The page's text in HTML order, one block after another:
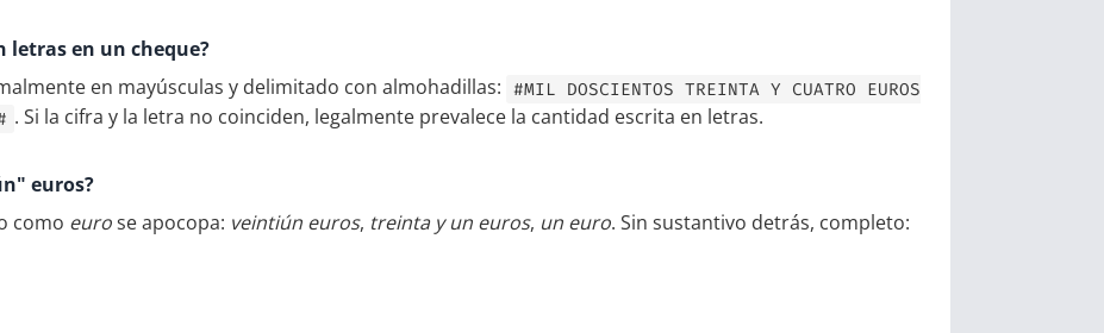
letras en un cheque?
en mayúsculas y delimitado con almohadillas: #MIL DOSCIENTOS TREINTA Y CUATRO EUROS
. Si la cifra y la letra no coinciden, legalmente prevalece la cantidad escrita en letras.
euros?
como eurose apocopa: veintiún euros, treinta y un euros, un euro. Sin sustantivo detrás, completo: